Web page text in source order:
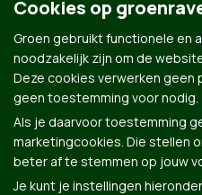
Cookies op
Groen gebruikt functionele en
noodzakelijk zijn om de
Deze cookies verwerken geen
geen toestemming voor nodig.
Als je daarvoor toestemming
marketingcookies. Die stellen
beter af te stemmen op jouw
Je kunt je instellingen